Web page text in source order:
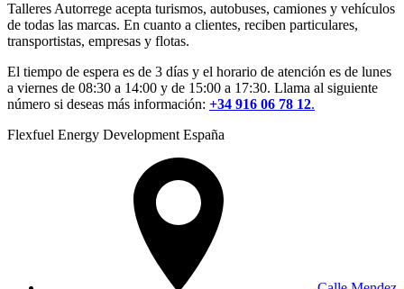
Talleres Autorrege acepta turismos, autobuses, camiones y vehículos
de todas las marcas. En cuanto a clientes, reciben particulares,
transportistas, empresas y flotas.
El tiempo de espera es de 3 días y el horario de atención es de lunes
a viernes de 08:30 a 14:00 y de 15:00 a 17:30. Llama al siguiente
número si deseas más información: +34 916 06 78 12.
Flexfuel Energy Development España